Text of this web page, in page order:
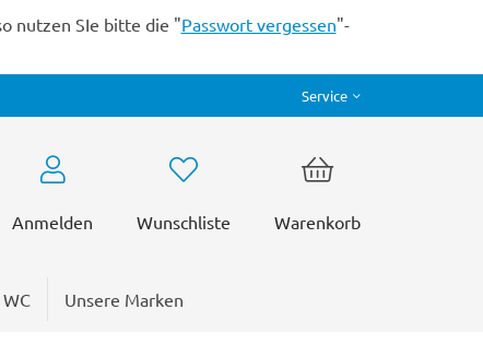
nutzen SIe bitte die "Passwort vergessen"-
Service
Anmelden Wunschliste Warenkorb
Unsere Marken